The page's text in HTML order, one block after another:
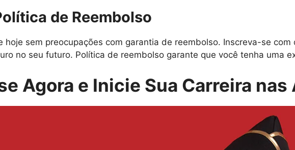
de Reembolso
hoje sem preocupações com garantia de reembolso. Inscreva-se
no seu futuro. Política de reembolso garante que você tenha uma
Agora e Inicie Sua Carreira nas